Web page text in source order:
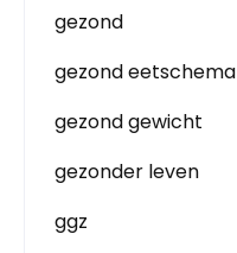
gezond
gezond eetschema
gezond gewicht
gezonder leven
ggz